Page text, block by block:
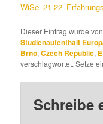
WiSe_21-
Dieser Eintrag wurde
Studienaufenthalt
Brno,Czech Republic,
verschlagwortet. Setze
Schreibe